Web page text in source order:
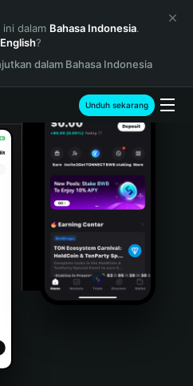
ini dalam Bahasa Indonesia.
English?
dalam Bahasa Indonesia
Unduh sekarang